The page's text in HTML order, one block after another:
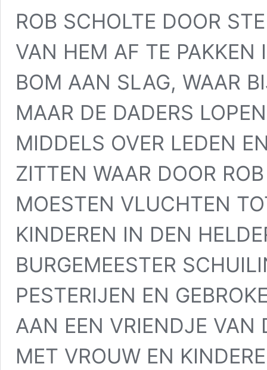
ROB SCHOLTE DOOR
VAN HEM AF TE
BOM AAN SLAG, WAAR
MAAR DE DADERS
MIDDELS OVER LEDEN
ZITTEN WAAR DOOR
MOESTEN VLUCHTEN
KINDEREN IN DEN
BURGEMEESTER
PESTERIJEN EN
AAN EEN VRIENDJE VAN
MET VROUW EN